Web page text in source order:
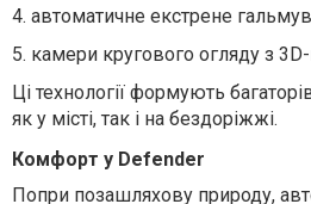
4. автоматичне екстрене
5. камери кругового огляду з 3D-
Ці технології формують
як у місті, так і на бездоріжжі.
Комфорт у Defender
Попри позашляхову природу,